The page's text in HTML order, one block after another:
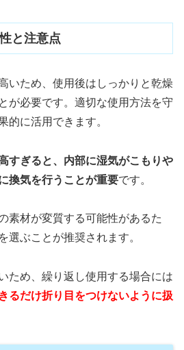
と注意点
いため、使用後はしっかりと乾燥
が必要です。適切な使用方法を守
的に活用できます。
すぎると、内部に湿気がこもりや
換気を行うことが重要です。
素材が変質する可能性があるた
選ぶことが推奨されます。
ため、繰り返し使用する場合には
るだけ折り目をつけないように扱